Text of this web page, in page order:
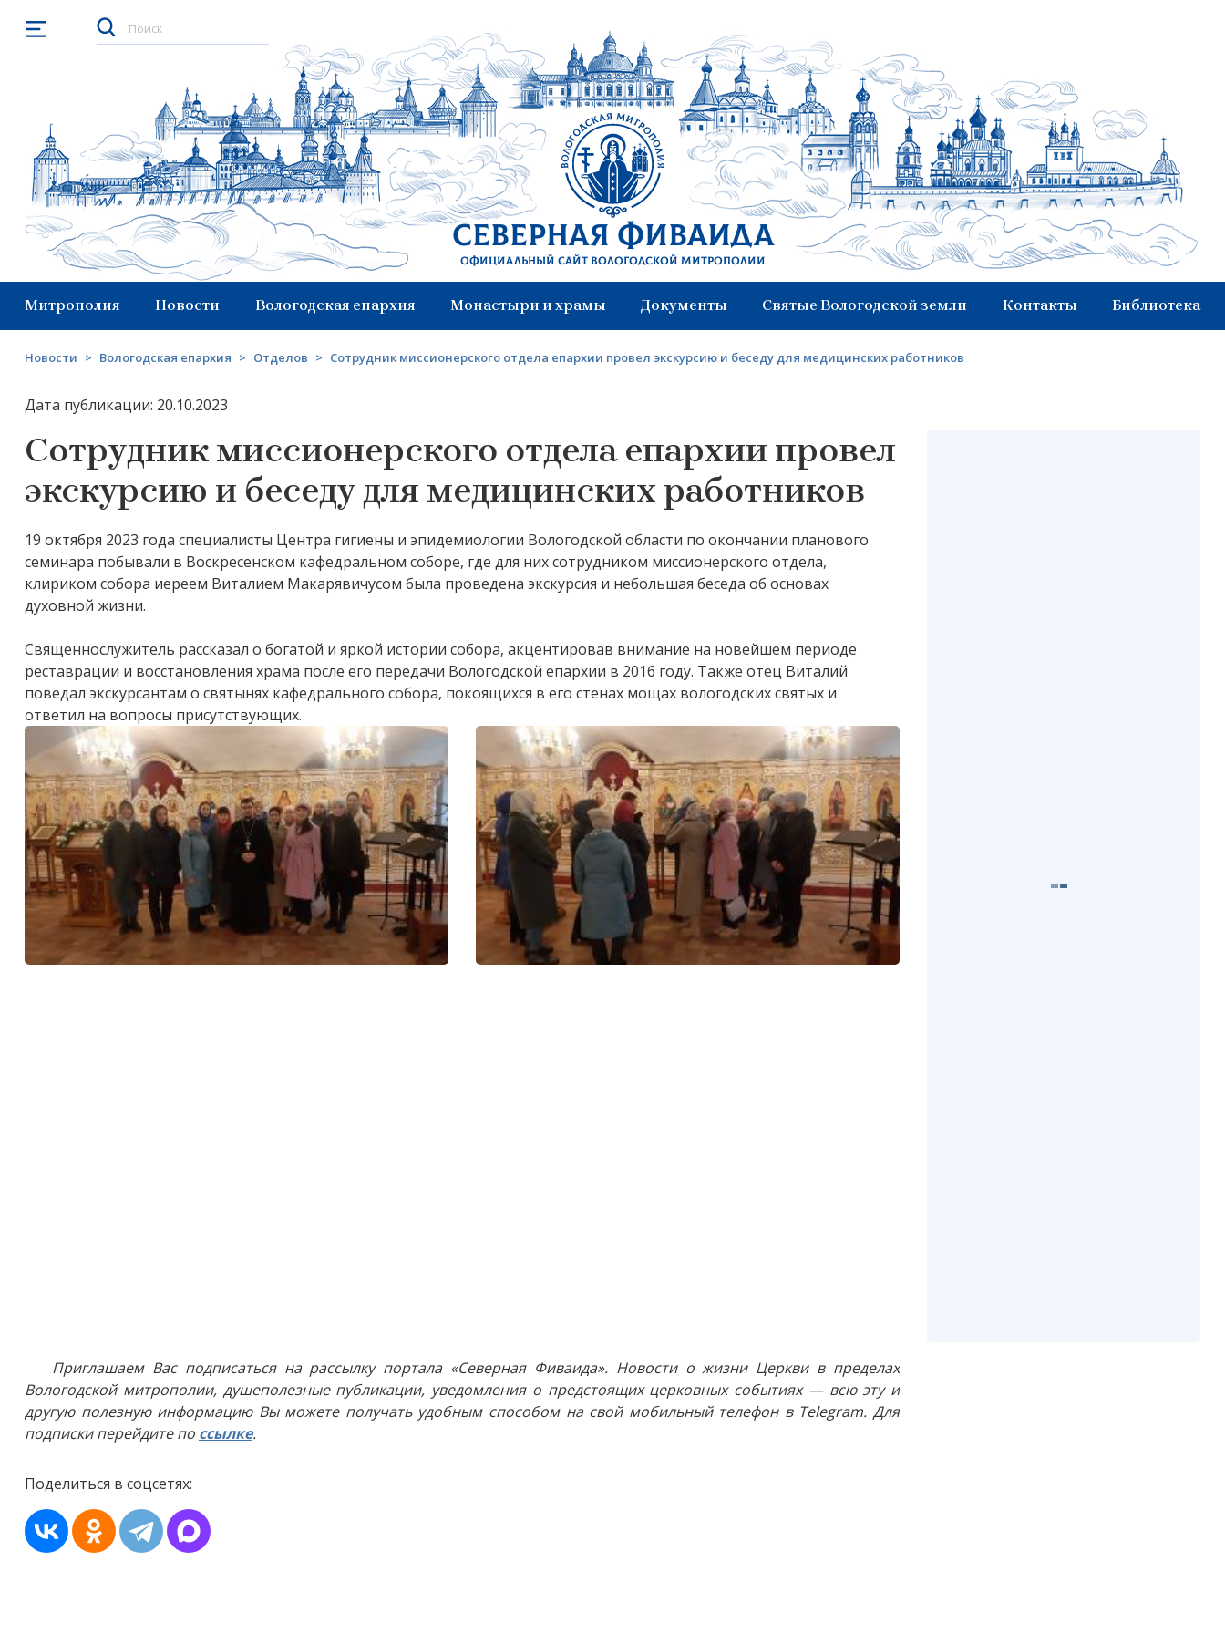
Открыть меню
Северная Фиваида
Официальный сайт Вологодской митрополии
Митрополия Новости Вологодская епархия Монастыри и храмы Документы Святые Вологодской земли Контакты Библиотека
Новости > Вологодская епархия > Отделов > Сотрудник миссионерского отдела епархии провел экскурсию и беседу для медицинских работников
Дата публикации: 20.10.2023
Сотрудник миссионерского отдела епархии провел
экскурсию и беседу для медицинских работников
19 октября 2023 года специалисты Центра гигиены и эпидемиологии Вологодской области по окончании планового
семинара побывали в Воскресенском кафедральном соборе, где для них сотрудником миссионерского отдела,
клириком собора иереем Виталием Макарявичусом была проведена экскурсия и небольшая беседа об основах
духовной жизни.
Священнослужитель рассказал о богатой и яркой истории собора, акцентировав внимание на новейшем периоде
реставрации и восстановления храма после его передачи Вологодской епархии в 2016 году. Также отец Виталий
поведал экскурсантам о святынях кафедрального собора, покоящихся в его стенах мощах вологодских святых и
ответил на вопросы присутствующих.
Приглашаем Вас подписаться на рассылку портала «Северная Фиваида». Новости о жизни Церкви в пределах
Вологодской митрополии, душеполезные публикации, уведомления о предстоящих церковных событиях — всю эту и
другую полезную информацию Вы можете получать удобным способом на свой мобильный телефон в Telegram. Для
подписки перейдите по ссылке.
Поделиться в соцсетях: